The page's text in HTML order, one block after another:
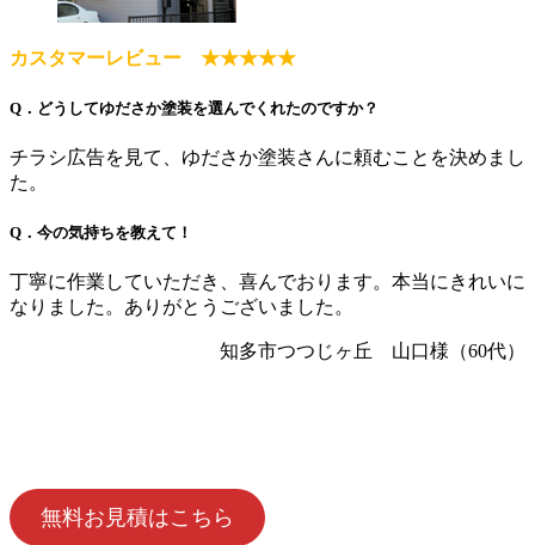
カスタマーレビュー ★★★★★
Q．どうしてゆださか塗装を選んでくれたのですか？
チラシ広告を見て、ゆださか塗装さんに頼むことを決めまし
た。
Q．今の気持ちを教えて！
丁寧に作業していただき、喜んでおります。本当にきれいに
なりました。ありがとうございました。
知多市つつじヶ丘 山口様（60代）
無料お見積はこちら